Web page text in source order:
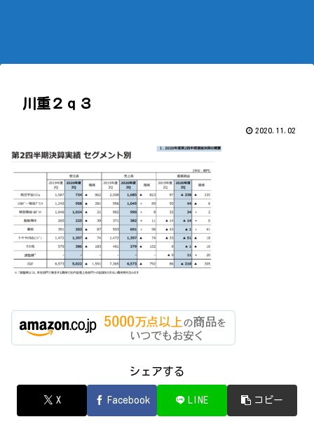
川重２ｑ３
2020.11.02
シェアする
X Facebook LINE コピー